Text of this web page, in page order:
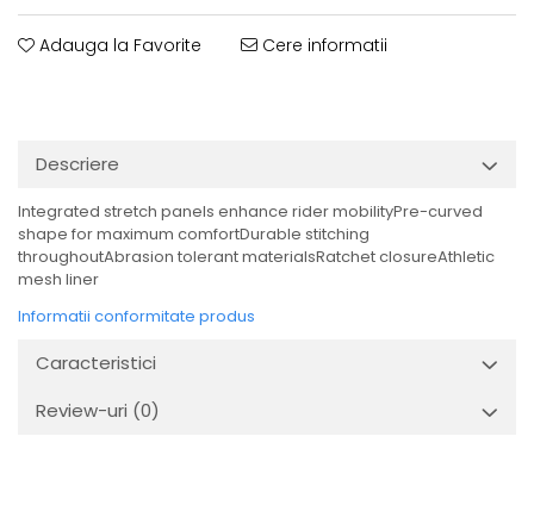
Adauga la Favorite Cere informatii
Descriere
Integrated stretch panels enhance rider mobilityPre-curved
shape for maximum comfortDurable stitching
throughoutAbrasion tolerant materialsRatchet closureAthletic
mesh liner
Informatii conformitate produs
Caracteristici
Review-uri (0)